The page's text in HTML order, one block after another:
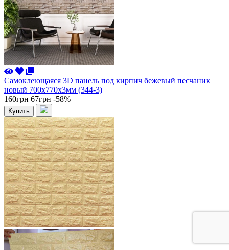
Самоклеющаяся 3D панель под кирпич бежевый песчаник
новый 700x770x3мм (344-3)
160грн 67грн -58%
Купить